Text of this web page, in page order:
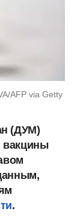
AFP via Getty
(ДУМ)
вакцины
.